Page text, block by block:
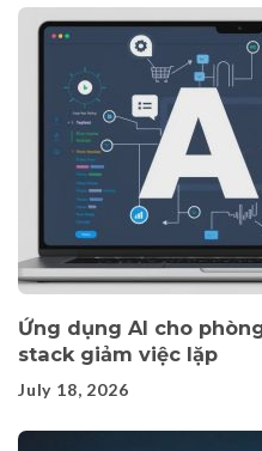
Ứng dụng AI cho
stack giảm việc lặp
July 18, 2026